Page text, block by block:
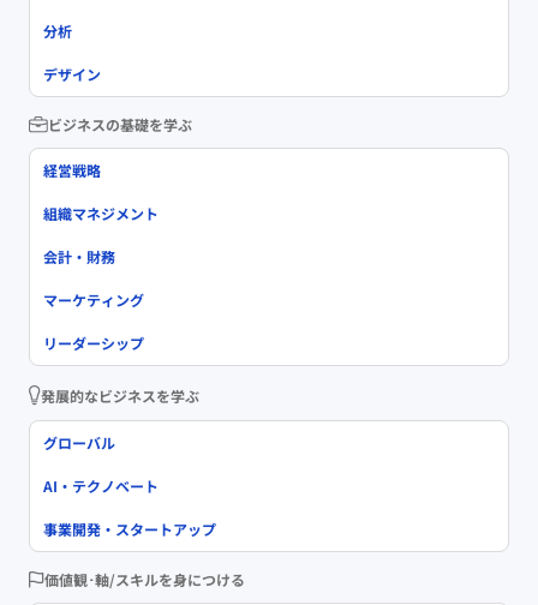
分析
デザイン
ビジネスの基礎を学ぶ
経営戦略
組織マネジメント
会計・財務
マーケティング
リーダーシップ
発展的なビジネスを学ぶ
グローバル
AI・テクノベート
事業開発・スタートアップ
価値観･軸/スキルを身につける